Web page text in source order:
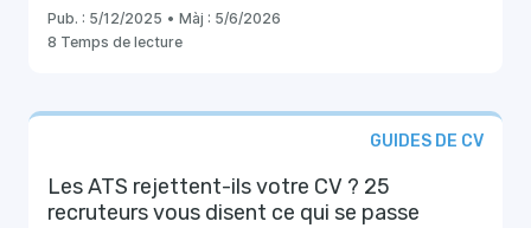
Pub. : 5/12/2025 • Màj : 5/6/2026
8 Temps de lecture
GUIDES DE CV
Les ATS rejettent-ils votre CV ? 25
recruteurs vous disent ce qui se passe